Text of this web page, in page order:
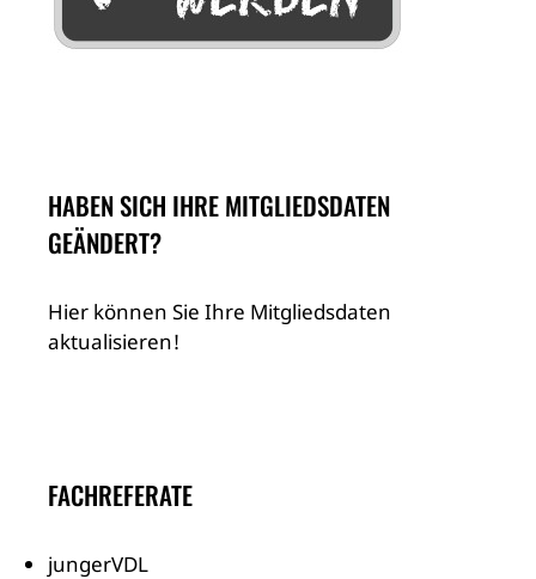
HABEN SICH IHRE MITGLIEDSDATEN
GEÄNDERT?
Hier können Sie Ihre Mitgliedsdaten
aktualisieren!
FACHREFERATE
jungerVDL